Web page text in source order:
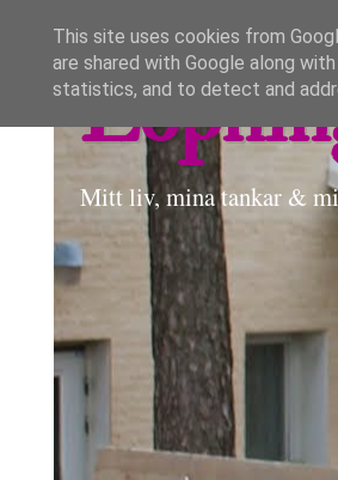
Mitt liv, mina tankar &
This site uses cookies from
are shared with Google along
statistics, and to detect and